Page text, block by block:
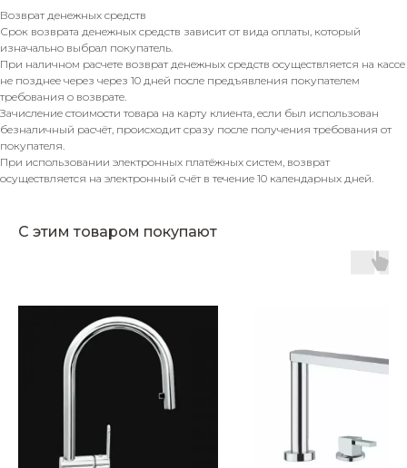
Возврат денежных средств
Срок возврата денежных средств зависит от вида оплаты, который
изначально выбрал покупатель.
При наличном расчете возврат денежных средств осуществляется на кассе
не позднее через через 10 дней после предъявления покупателем
требования о возврате.
Зачисление стоимости товара на карту клиента, если был использован
безналичный расчёт, происходит сразу после получения требования от
покупателя.
При использовании электронных платёжных систем, возврат
осуществляется на электронный счёт в течение 10 календарных дней.
С этим товаром покупают